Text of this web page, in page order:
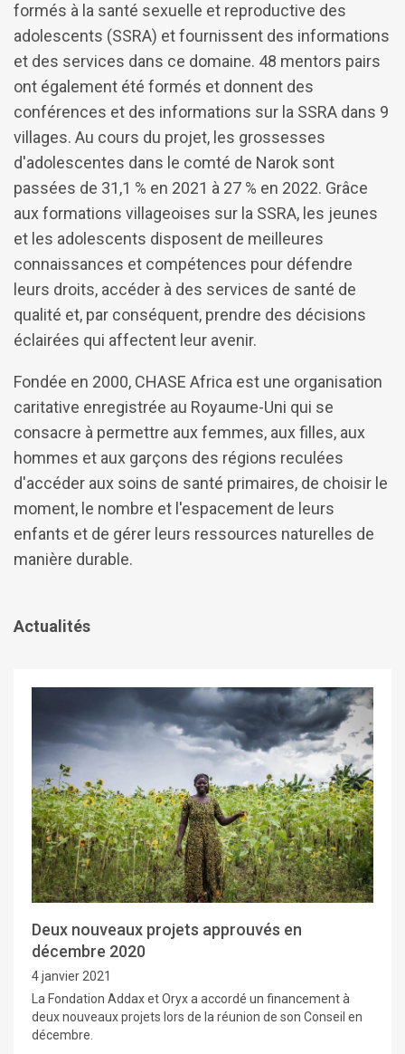
formés à la santé sexuelle et reproductive des
adolescents (SSRA) et fournissent des informations
et des services dans ce domaine. 48 mentors pairs
ont également été formés et donnent des
conférences et des informations sur la SSRA dans 9
villages. Au cours du projet, les grossesses
d'adolescentes dans le comté de Narok sont
passées de 31,1 % en 2021 à 27 % en 2022. Grâce
aux formations villageoises sur la SSRA, les jeunes
et les adolescents disposent de meilleures
connaissances et compétences pour défendre
leurs droits, accéder à des services de santé de
qualité et, par conséquent, prendre des décisions
éclairées qui affectent leur avenir.
Fondée en 2000, CHASE Africa est une organisation
caritative enregistrée au Royaume-Uni qui se
consacre à permettre aux femmes, aux filles, aux
hommes et aux garçons des régions reculées
d'accéder aux soins de santé primaires, de choisir le
moment, le nombre et l'espacement de leurs
enfants et de gérer leurs ressources naturelles de
manière durable.
Actualités
Deux nouveaux projets approuvés en
décembre 2020
4 janvier 2021
La Fondation Addax et Oryx a accordé un financement à
deux nouveaux projets lors de la réunion de son Conseil en
décembre.